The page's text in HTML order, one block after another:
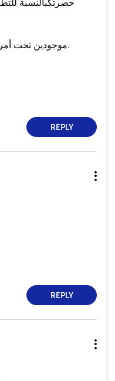
حضرتكبالنسبة
موجودين تحت أمر حضرتك وفى خدمتك فى أى وقت.
REPLY
REPLY